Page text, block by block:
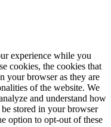
experience while you
cookies, the cookies that
your browser as they are
of the website. We
and understand how
stored in your browser
option to opt-out of these